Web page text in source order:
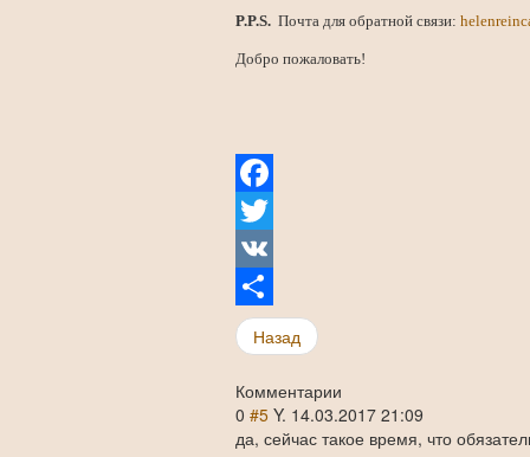
P.P.S. Почта для обратной связи:
Добро пожаловать!
Facebook
Twitter
VK
Share
Назад
Комментарии
0 #5 Y. 14.03.2017 21:09
да, сейчас такое время, что